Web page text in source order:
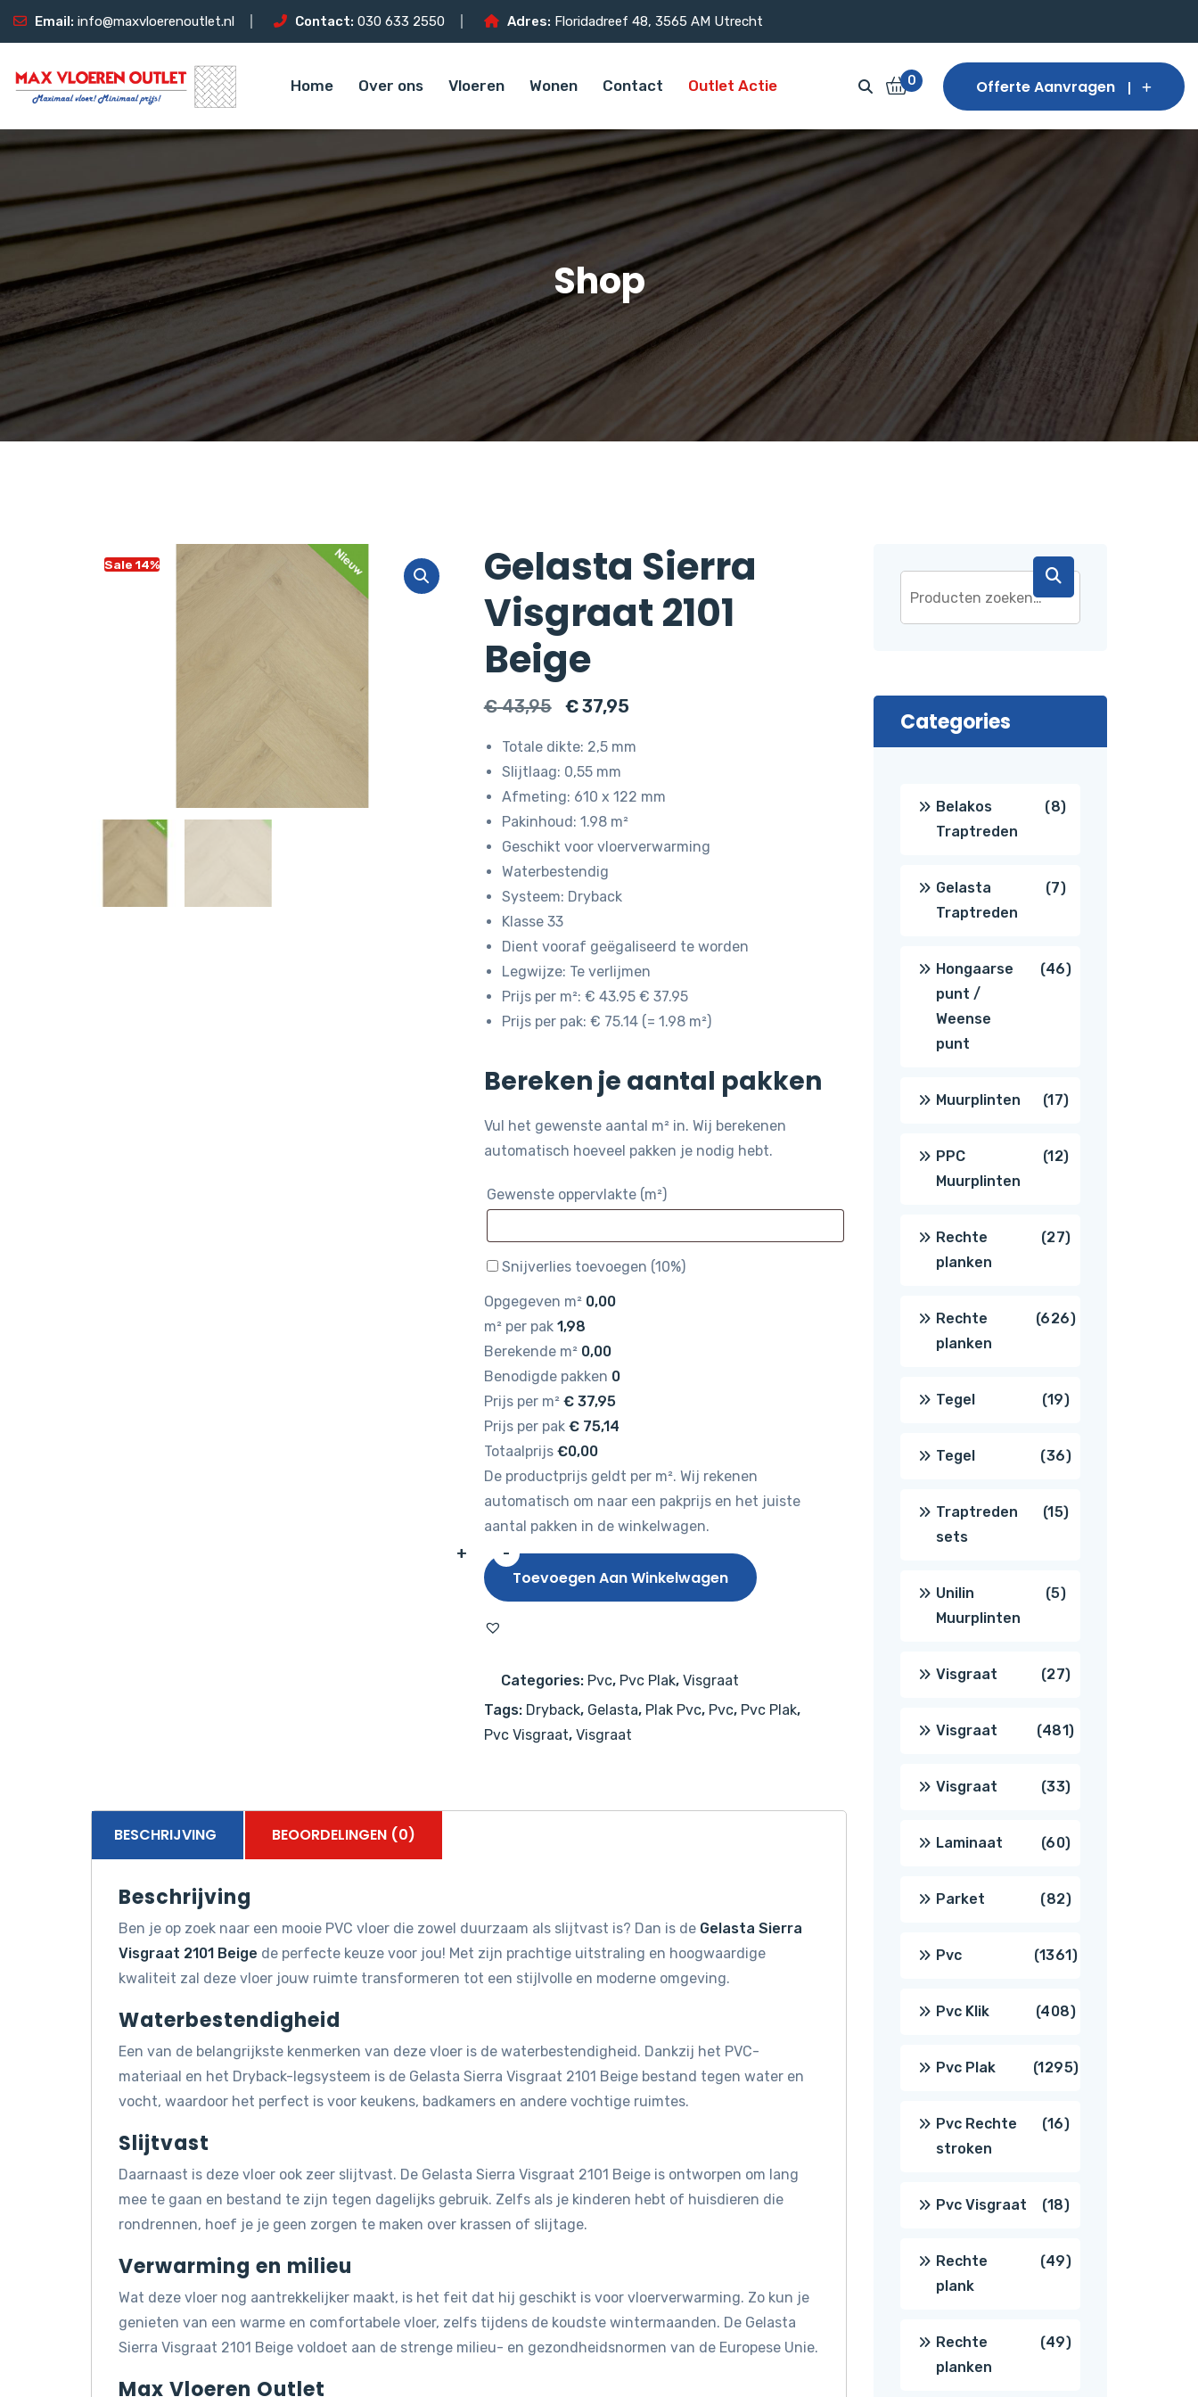
Email: info@maxvloerenoutlet.nl Contact: 030 633 2550 Adres: Floridadreef 48, 3565 AM Utrecht
Home Over ons Vloeren Wonen Contact Outlet Actie 0 Offerte Aanvragen
Shop
Sale 14%
Gelasta Sierra
Visgraat 2101
Beige
€43,95
Oorspronkelijke
was:
€ 43,95.
€37,95Huidige
€ 37,95.
Totale dikte: 2,5 mm
Slijtlaag: 0,55 mm
Afmeting: 610 x 122 mm
Pakinhoud: 1.98 m²
Geschikt voor vloerverwarming
Waterbestendig
Systeem: Dryback
Klasse 33
Dient vooraf geëgaliseerd te worden
Legwijze: Te verlijmen
Prijs per m²: € 43.95 € 37.95
Prijs per pak: € 75.14 (= 1.98 m²)
Bereken je aantal pakken
Vul het gewenste aantal m² in. Wij berekenen
automatisch hoeveel pakken je nodig hebt.
Gewenste oppervlakte (m²)
Snijverlies toevoegen (10%)
Opgegeven m² 0,00
m² per pak 1,98
Berekende m² 0,00
Benodigde pakken 0
Prijs per m² €37,95
Prijs per pak €75,14
Totaalprijs €0,00
De productprijs geldt per m². Wij rekenen
automatisch om naar een pakprijs en het juiste
aantal pakken in de winkelwagen.
-
Gelasta
Sierra
2101
aantal
+
Toevoegen Aan Winkelwagen
Categories: Pvc, Pvc Plak, Visgraat
Tags: Dryback, Gelasta, Plak Pvc, Pvc, Pvc Plak,
Pvc Visgraat, Visgraat
BESCHRIJVING BEOORDELINGEN (0)
Beschrijving
Ben je op zoek naar een mooie PVC vloer die zowel duurzaam als slijtvast is? Dan is de Gelasta Sierra
Visgraat 2101 Beige de perfecte keuze voor jou! Met zijn prachtige uitstraling en hoogwaardige
kwaliteit zal deze vloer jouw ruimte transformeren tot een stijlvolle en moderne omgeving.
Waterbestendigheid
Een van de belangrijkste kenmerken van deze vloer is de waterbestendigheid. Dankzij het PVC-
materiaal en het Dryback-legsysteem is de Gelasta Sierra Visgraat 2101 Beige bestand tegen water en
vocht, waardoor het perfect is voor keukens, badkamers en andere vochtige ruimtes.
Slijtvast
Daarnaast is deze vloer ook zeer slijtvast. De Gelasta Sierra Visgraat 2101 Beige is ontworpen om lang
mee te gaan en bestand te zijn tegen dagelijks gebruik. Zelfs als je kinderen hebt of huisdieren die
rondrennen, hoef je je geen zorgen te maken over krassen of slijtage.
Verwarming en milieu
Wat deze vloer nog aantrekkelijker maakt, is het feit dat hij geschikt is voor vloerverwarming. Zo kun je
genieten van een warme en comfortabele vloer, zelfs tijdens de koudste wintermaanden. De Gelasta
Sierra Visgraat 2101 Beige voldoet aan de strenge milieu- en gezondheidsnormen van de Europese Unie.
Max Vloeren Outlet
Categories
Belakos
Traptreden
88
Gelasta
Traptreden
77
Hongaarse
punt /
Weense
punt
4646
Muurplinten 1717
producten
PPC
Muurplinten
1212
Rechte
planken
2727
Rechte
planken
626626
Tegel 1919
producten
Tegel 3636
producten
Traptreden
sets
1515
Unilin
Muurplinten
55
Visgraat 2727
producten
Visgraat 481481
Visgraat 3333
producten
Laminaat 6060
producten
Parket 8282
producten
Pvc 13611361
producten
Pvc Klik 408408
producten
Pvc Plak 12951295
Pvc Rechte
stroken
1616
Pvc Visgraat 1818
producten
Rechte
plank
4949
Rechte
planken
4949